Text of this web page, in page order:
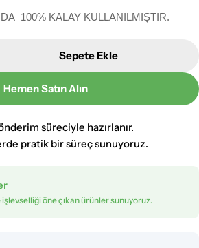
100% KALAY KULLANILMIŞTIR.
Sıkmalı Kablo Pabucu Adedini
SKP 95mm Sıkmalı Kablo
Sepete Ekle
Hemen Satın Alın
süreciyle hazırlanır.
pratik bir süreç sunuyoruz.
işlevselliği öne çıkan ürünler sunuyoruz.